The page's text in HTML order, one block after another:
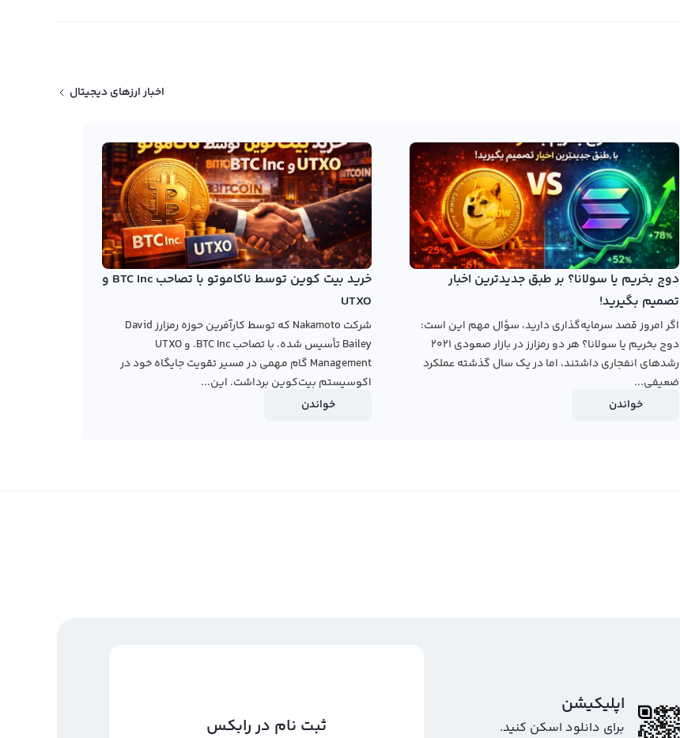
اخبار ارزهای دیجیتال
دوج بخریم یا سولانا؟ بر طبق جدیدترین اخبار
تصمیم بگیرید!
اگر امروز قصد سرمایه‌گذاری دارید، سؤال مهم این است:
دوج بخریم یا سولانا؟ هر دو رمزارز در بازار صعودی ۲۰۲۱
رشدهای انفجاری داشتند، اما در یک سال گذشته عملکرد
ضعیفی...
خواندن
خرید بیت کوین توسط ناکاموتو با تصاحب BTC Inc و
UTXO
شرکت Nakamoto که توسط کارآفرین حوزه رمزارز David
Bailey تأسیس شده، با تصاحب BTC Inc. و UTXO
Management گام مهمی در مسیر تقویت جایگاه خود در
اکوسیستم بیت‌کوین برداشت. این...
خواندن
اپلیکیشن
برای دانلود اسکن کنید. ثبت نام در رابکس